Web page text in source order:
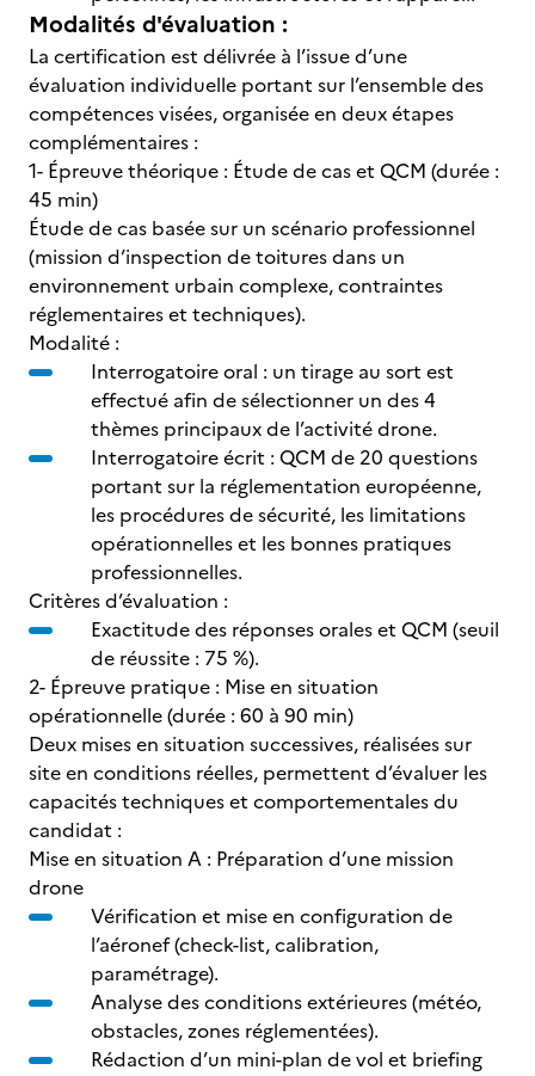
Modalités d'évaluation :
La certification est délivrée à l’issue d’une
évaluation individuelle portant sur l’ensemble des
compétences visées, organisée en deux étapes
complémentaires :
1- Épreuve théorique : Étude de cas et QCM (durée :
45 min)
Étude de cas basée sur un scénario professionnel
(mission d’inspection de toitures dans un
environnement urbain complexe, contraintes
réglementaires et techniques).
Modalité :
Interrogatoire oral : un tirage au sort est
effectué afin de sélectionner un des 4
thèmes principaux de l’activité drone.
Interrogatoire écrit : QCM de 20 questions
portant sur la réglementation européenne,
les procédures de sécurité, les limitations
opérationnelles et les bonnes pratiques
professionnelles.
Critères d’évaluation :
Exactitude des réponses orales et QCM (seuil
de réussite : 75 %).
2- Épreuve pratique : Mise en situation
opérationnelle (durée : 60 à 90 min)
Deux mises en situation successives, réalisées sur
site en conditions réelles, permettent d’évaluer les
capacités techniques et comportementales du
candidat :
Mise en situation A : Préparation d’une mission
drone
Vérification et mise en configuration de
l’aéronef (check-list, calibration,
paramétrage).
Analyse des conditions extérieures (météo,
obstacles, zones réglementées).
Rédaction d’un mini-plan de vol et briefing